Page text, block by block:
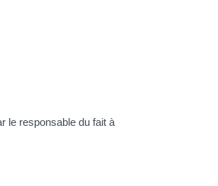
le responsable du fait à